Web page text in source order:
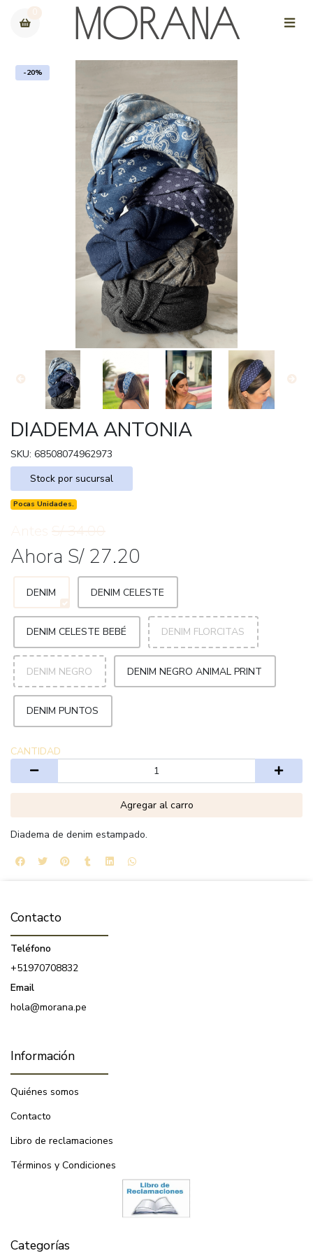
-20%
DIADEMA ANTONIA
SKU: 68508074962973
Stock por sucursal
Pocas Unidades.
Antes S/ 34.00
Ahora S/ 27.20
DENIM DENIM CELESTE
DENIM CELESTE BEBÉ DENIM FLORCITAS
DENIM NEGRO DENIM NEGRO ANIMAL PRINT
DENIM PUNTOS
CANTIDAD
Agregar al carro
Diadema de denim estampado.
Contacto
Teléfono
+51970708832
Email
hola@morana.pe
Información
Quiénes somos
Contacto
Libro de reclamaciones
Términos y Condiciones
Categorías